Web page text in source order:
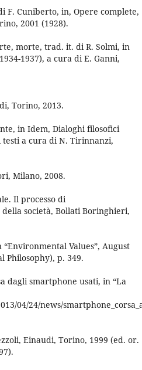
F. Cuniberto, in, Opere complete,
2001 (1928).
morte, trad. it. di R. Solmi, in
1937), a cura di E. Ganni,
Torino, 2013.
in Idem, Dialoghi filosofici
a cura di N. Tirinnanzi,
Milano, 2008.
Il processo di
società, Bollati Boringhieri,
Values”, August
Philosophy), p. 349.
dagli smartphone usati, in “La
04/24/news/
Einaudi, Torino, 1999 (ed. or.